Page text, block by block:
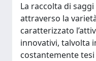
La raccolta di
attraverso la
caratterizzato
innovativi, talvolta
costantemente